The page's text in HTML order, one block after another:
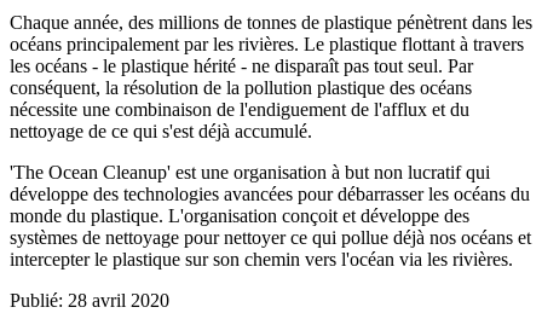
Chaque année, des millions de tonnes de plastique pénètrent dans les
océans principalement par les rivières. Le plastique flottant à travers
les océans - le plastique hérité - ne disparaît pas tout seul. Par
conséquent, la résolution de la pollution plastique des océans
nécessite une combinaison de l'endiguement de l'afflux et du
nettoyage de ce qui s'est déjà accumulé.
'The Ocean Cleanup' est une organisation à but non lucratif qui
développe des technologies avancées pour débarrasser les océans du
monde du plastique. L'organisation conçoit et développe des
systèmes de nettoyage pour nettoyer ce qui pollue déjà nos océans et
intercepter le plastique sur son chemin vers l'océan via les rivières.
Publié: 28 avril 2020